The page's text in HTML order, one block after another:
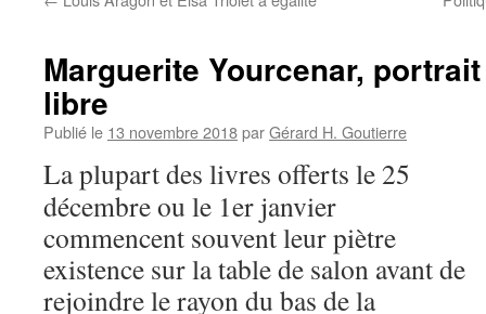
Marguerite Yourcenar, portrait
libre
Publié le 13 novembre 2018parGérard H. Goutierre
La plupart des livres offerts le 25
décembre ou le 1er janvier
commencent souvent leur piètre
existence sur la table de salon avant de
rejoindre le rayon du bas de la